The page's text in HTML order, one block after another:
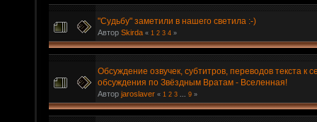
"Судьбу" заметили в нашего светила :-)
Автор Skirda « 1 2 3 4 »
Обсуждение озвучек, субтитров, переводов текста к
обсуждения по Звёздным Вратам - Вселенная!
Автор jaroslaver « 1 2 3 ... 9 »